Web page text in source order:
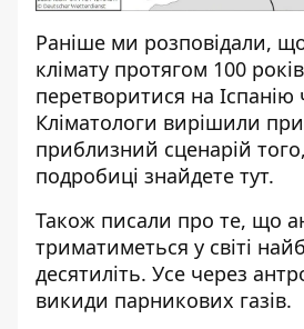
Раніше ми розповідали,
клімату протягом 100
перетворитися на Іспанію
Кліматологи вирішили
приблизний сценарій
подробиці знайдете тут.
Також писали про те, що
триматиметься у світі
десятиліть. Усе через
викиди парникових газів.